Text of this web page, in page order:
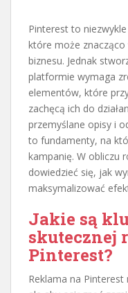
Pinterest to
które może
biznesu. Jednak
platformie wymaga
elementów, które
zachęcą ich do
przemyślane opisy i
to fundamenty, na
kampanię. W obliczu
dowiedzieć się, jak
maksymalizować
Jakie są
skutecznej
Pinterest?
Reklama na